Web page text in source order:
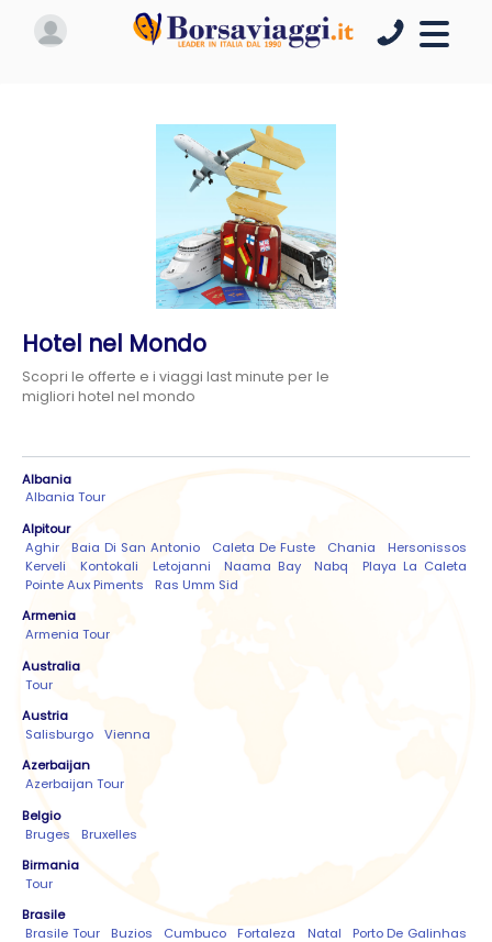
Hotel nel Mondo
Scopri le offerte e i viaggi last minute per le
migliori hotel nel mondo
Albania
Albania Tour
Alpitour
Aghir
Baia Di San Antonio Caleta De Fuste Chania
Hersonissos
Kerveli
Kontokali Letojanni Naama Bay Nabq
Playa La Caleta
Pointe Aux Piments
Ras Umm Sid
Armenia
Armenia Tour
Australia
Tour
Austria
Salisburgo
Vienna
Azerbaijan
Azerbaijan Tour
Belgio
Bruges
Bruxelles
Birmania
Tour
Brasile
Brasile Tour
Buzios Cumbuco Fortaleza Natal
Porto De Galinhas